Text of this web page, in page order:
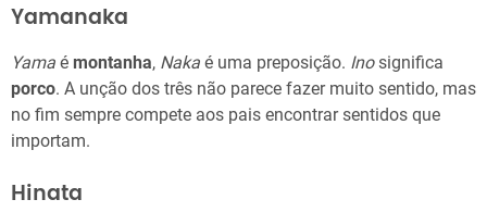
Yamanaka
Yama é montanha, Naka é uma preposição. Inosignifica
porco. A unção dos três não parece fazer muito sentido, mas
no fim sempre compete aos pais encontrar sentidos que
importam.
Hinata